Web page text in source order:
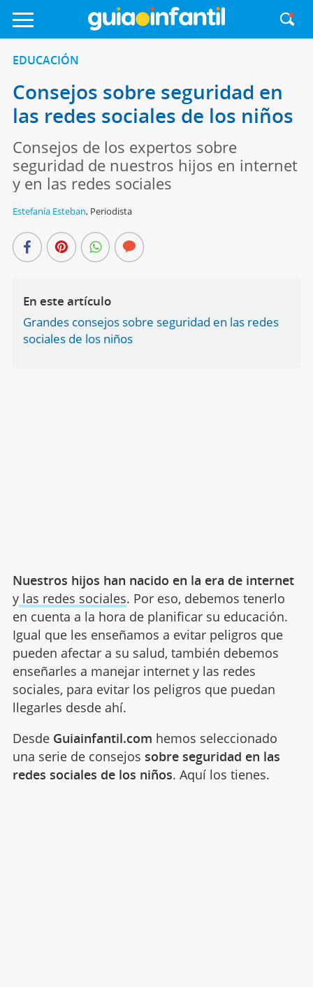
EDUCACIÓN
Consejos sobre seguridad en
las redes sociales de los niños
Consejos de los expertos sobre
seguridad de nuestros hijos en internet
y en las redes sociales
Estefanía Esteban, Periodista
En este artículo
Grandes consejos sobre seguridad en las redes
sociales de los niños
Nuestros hijos han nacido en la era de internet
ylas redes sociales. Por eso, debemos tenerlo
en cuenta a la hora de planificar su educación.
Igual que les enseñamos a evitar peligros que
pueden afectar a su salud, también debemos
enseñarles a manejar internet y las redes
sociales, para evitar los peligros que puedan
llegarles desde ahí.
Desde Guiainfantil.com hemos seleccionado
una serie de consejos sobre seguridad en las
redes sociales de los niños. Aquí los tienes.